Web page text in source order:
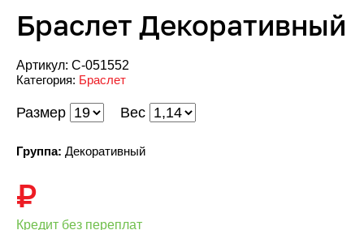
Браслет Декоративный
Артикул: С-051552
Категория: Браслет
Размер Вес
Группа: Декоративный
₽
Кредит без переплат